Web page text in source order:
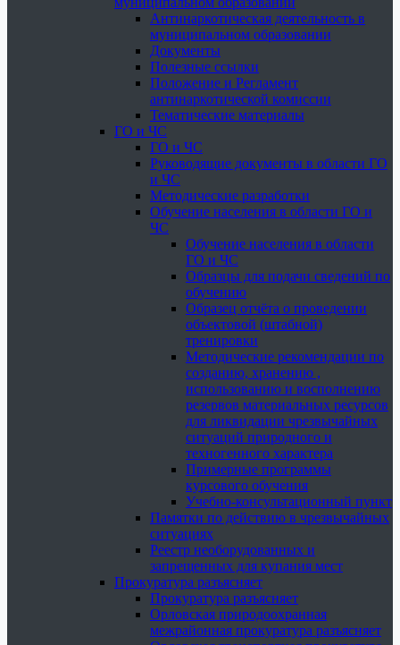
Антинаркотическая деятельность в
муниципальном образовании
Документы
Полезные ссылки
Положение и Регламент
антинаркотической комиссии
Тематические материалы
ГО и ЧС
ГО и ЧС
Руководящие документы в области ГО
и ЧС
Методические разработки
Обучение населения в области ГО и
ЧС
Обучение населения в области
ГО и ЧС
Образцы для подачи сведений по
обучению
Образец отчёта о проведении
объектовой (штабной)
тренировки
Методические рекомендации по
созданию, хранению ,
использованию и восполнению
резервов материальных ресурсов
для ликвидации чрезвычайных
ситуаций природного и
техногенного характера
Примерные программы
курсового обучения
Учебно-консультационный пункт
Памятки по действию в чрезвычайных
ситуациях
Реестр необорудованных и
запрещенных для купания мест
Прокуратура разъясняет
Прокуратура разъясняет
Орловская природоохранная
межрайонная прокуратура разъясняет